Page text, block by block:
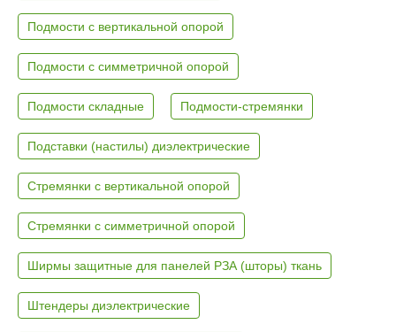
Подмости с вертикальной опорой
Подмости с симметричной опорой
Подмости складные Подмости-стремянки
Подставки (настилы) диэлектрические
Стремянки с вертикальной опорой
Стремянки с симметричной опорой
Ширмы защитные для панелей РЗА (шторы) ткань
Штендеры диэлектрические